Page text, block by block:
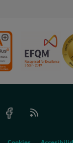
FacebookFeed
RSS